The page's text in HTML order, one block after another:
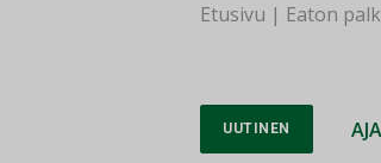
Etusivu | Eaton
UUTINEN